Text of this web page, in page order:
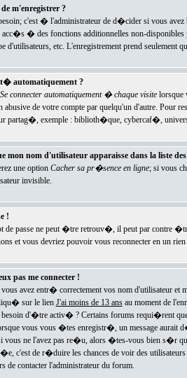
m'enregistrer ?
c'est � l'administrateur de d�cider si vous
acc�s � des fonctions additionnelles non-
etc. L'enregistrement prend seulement
automatiquement ?
Se connecter automatiquement � chaque visitelorsque
de votre compte par quelqu'un d'autre. Pour
partag�, exemple : biblioth�que, cybercaf�,
nom d'utilisateur apparaisse dans la liste
une option Cacher sa pr�sence en ligne; si vous
invisible.
!
de passe ne peut �tre retrouv�, il peut par contre
et vous devriez pouvoir vous reconnecter en un rien
pas me connecter !
avez entr� correctement vos nom d'utilisateur
sur le lien J'ai moins de 13 ansau moment de
d'�tre activ� ? Certains forums requi�rent
vous vous �tes enregistr�, un message aurait
vous ne l'avez pas re�u, alors �tes-vous bien s�r
c'est de r�duire les chances de voir des
de contacter l'administrateur du forum.